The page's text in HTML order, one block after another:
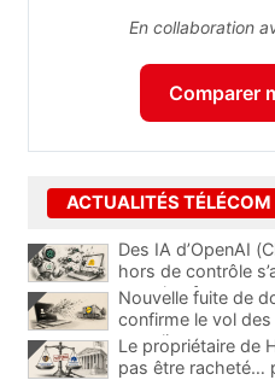
En collaboration
Comparer
ACTUALITÉS TÉLÉCOM
Des IA d’OpenAI
hors de contrôle
une plateforme
Nouvelle fuite de
confirme le vol
ses clients
Le propriétaire de
pas être racheté…